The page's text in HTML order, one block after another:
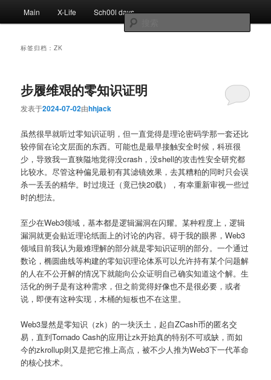
索
Main X-Life Sch00l days
标签归档：ZK
步履维艰的零知识证明
发表于2024-07-02由hhjack
虽然很早就听过零知识证明，但一直觉得是理论密码学那一套还比
较停留在论文层面的东西。可能也是最早接触安全时候，科班很
少，导致我一直狭隘地觉得没crash，没shell的攻击性安全研究都
比较水。尽管这种偏见最初有其滤镜效果，去其糟粕的同时只会误
杀一丢丢的精华。时过境迁（竟已快20载），有幸重新审视一些过
时的想法。
至少在Web3领域，基本都是逻辑漏洞在闪耀。某种程度上，逻辑
漏洞就更会贴近理论纸面上的讨论的内容。碍于我的眼界，Web3
领域目前我认为最难理解的部分就是零知识证明的部分。一个通过
数论，椭圆曲线等构建的零知识理论体系可以允许持有某个问题解
的人在不公开解的情况下就能向公众证明自己确实知道这个解。生
活化的例子是有这种需求，但之前觉得好像也不是很必要，或者
说，即便有这种实现，木桶的短板也不在这里。
Web3显然是零知识（zk）的一块沃土，起自ZCash币的匿名交
易，直到Tornado Cash的应用让zk开始真的特别不可或缺，而如
今的zkrollup则又是把它推上高点，被不少人推为Web3下一代革命
的核心技术。